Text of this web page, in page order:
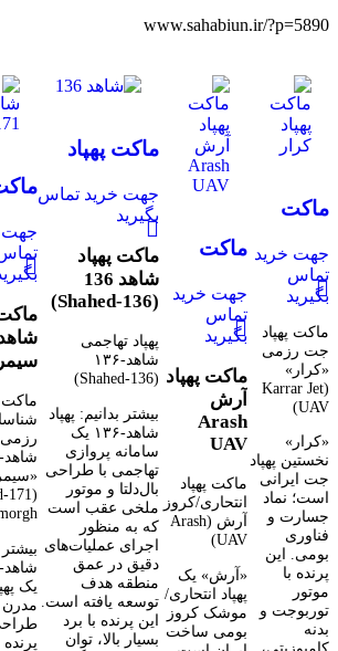
www.sahabiun.ir/?p=5890
مشاهده
افزودن به
علاقه
مندی
ماکت
رزمی
کرار
Karrar
Jet UAV
جهت خرید
تماس
بگیرید
ماکت پهپاد
جت رزمی
«کرار»
(Karrar Jet
UAV)
«کرار»
نخستین پهپاد
جت ایرانی
است؛ نماد
جسارت و
فناوری
بومی. این
پرنده با
موتور
توربوجت و
بدنه
مشاهده
افزودن به
علاقه مندی
ماکت
Arash
UAV
جهت خرید
تماس
بگیرید
ماکت پهپاد
آرش
Arash
UAV
ماکت پهپاد
انتحاری/کروز
آرش (Arash
UAV)
«آرش» یک
پهپاد انتحاری/
موشک کروز
بومی ساخت
مشاهده سریع
افزودن به علاقه
ماکت پهپاد
(Shahed‑۱۳۶)
جهت خرید تماس
بگیرید
ماکت پهپاد
شاهد 136
(Shahed‑136)
پهپاد تهاجمی
شاهد‑۱۳۶
(Shahed‑136)
بیشتر بدانیم: پهپاد
شاهد‑۱۳۶ یک
سامانه پروازی
تهاجمی با طراحی
بال‌دلتا و موتور
ملخی عقب است
که به منظور
اجرای عملیات‌های
دقیق در عمق
منطقه هدف
توسعه یافته است.
این پرنده با برد
بسیار بالا، توان
جهت
ماکت
رزمی
بیشتر
یک
مدرن